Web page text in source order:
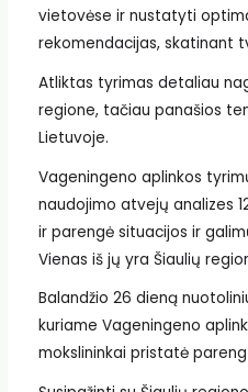
vietovėse ir nustatyti
rekomendacijas, skatinant
Atliktas tyrimas detaliau
regione, tačiau panašios
Lietuvoje.
Vageningeno aplinkos
naudojimo atvejų analizes
ir parengė situacijos ir
Vienas iš jų yra Šiaulių
Balandžio 26 dieną
kuriame Vageningeno
mokslininkai pristatė